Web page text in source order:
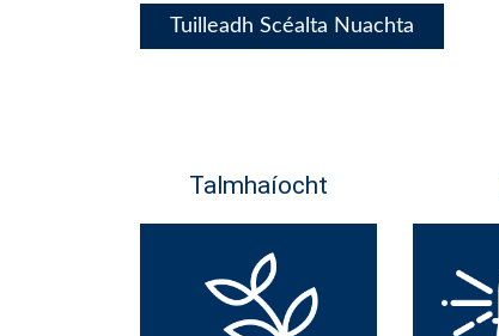
Tuilleadh Scéalta Nuachta
Talmhaíocht